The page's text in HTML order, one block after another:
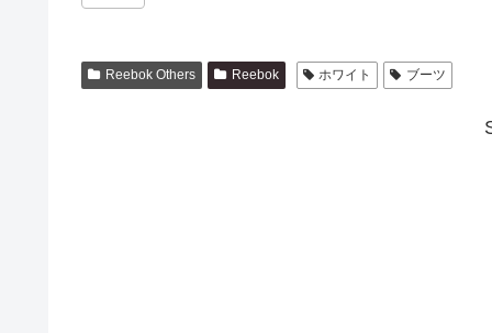
Reebok Others Reebok ホワイト ブーツ